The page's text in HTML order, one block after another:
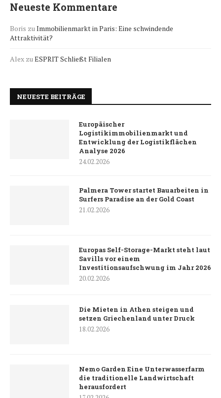
Neueste Kommentare
Boris zuImmobilienmarkt in Paris: Eine schwindende
Attraktivität?
Alex zuESPRIT Schließt Filialen
NEUESTE BEITRÄGE
Europäischer
Logistikimmobilienmarkt und
Entwicklung der Logistikflächen
Analyse 2026
24.02.2026
Palmera Tower startet Bauarbeiten in
Surfers Paradise an der Gold Coast
21.02.2026
Europas Self-Storage-Markt steht laut
Savills vor einem
Investitionsaufschwung im Jahr 2026
20.02.2026
Die Mieten in Athen steigen und
setzen Griechenland unter Druck
18.02.2026
Nemo Garden Eine Unterwasserfarm
die traditionelle Landwirtschaft
herausfordert